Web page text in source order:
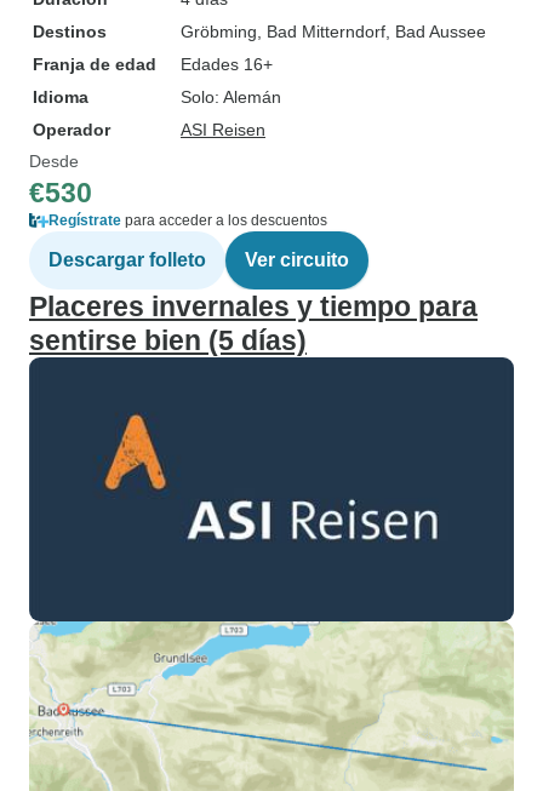
Destinos
Gröbming , Bad Mitterndorf , Bad Aussee
Franja de edad
Edades 16+
Idioma
Solo: Alemán
Operador
ASI Reisen
Desde
€530
Regístrate para acceder a los descuentos
Descargar folleto Ver circuito
Placeres invernales y tiempo para
sentirse bien (5 días)